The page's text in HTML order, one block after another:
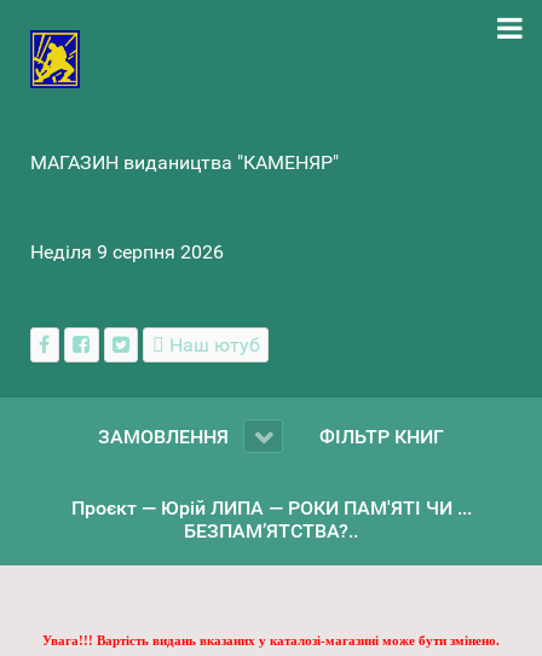
МАГАЗИН видаництва "КАМЕНЯР"
Неділя 9 серпня 2026
Наш ютуб
ЗАМОВЛЕННЯ ФІЛЬТР КНИГ
Проєкт — Юрій ЛИПА — РОКИ ПАМ'ЯТІ ЧИ ...
БЕЗПАМ’ЯТСТВА?..
Увага!!! Вартість видань вказаних у каталозі-магазині може бути змінено.